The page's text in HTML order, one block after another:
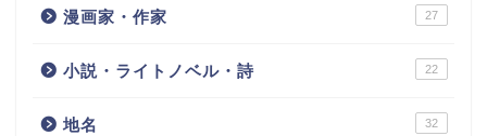
漫画家・作家 27
小説・ライトノベル・詩 22
地名 32